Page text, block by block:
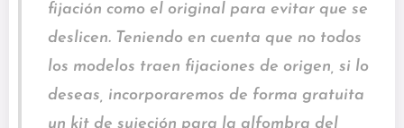
fijación como el original para evitar que se
deslicen. Teniendo en cuenta que no todos
los modelos traen fijaciones de origen, si lo
deseas, incorporaremos de forma gratuita
un kit de sujeción para la alfombra del